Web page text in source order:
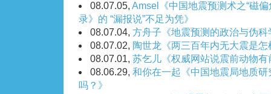
08.07.05, Amsel《中国地震预测术之“磁
录》的 “漏报说”不足为凭》
08.07.04, 方舟子《地震预测的政治与伪科
08.07.02, 陶世龙《两三百年内无大震是怎
08.07.01, 苏乞儿《权威网站说震前动物有
08.06.29, 和你在一起《中国地震局地质
吗？》